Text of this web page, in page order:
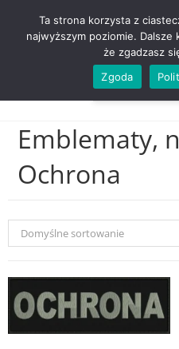
ZADZWOŃ
Emblematy,
Ochrona
Domyślne sortowanie
Ta strona korzysta z
najwyższym poziomie.
że zgadzasz
Zgoda